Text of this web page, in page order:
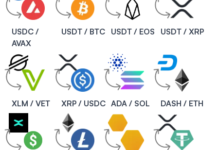
USDC /
AVAX
USDT / BTC USDT / EOS USDT / XRP
XLM / VET XRP / USDC ADA / SOL DASH / ETH